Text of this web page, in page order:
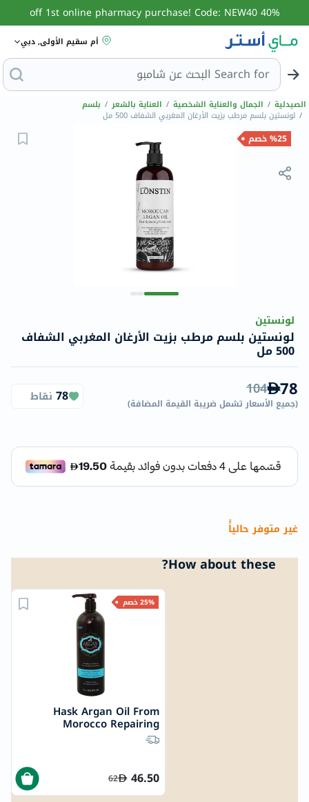
40% off 1st online pharmacy purchase! Code: NEW40
أم سقيم الأولى, دبي
Search for
الصيدلية / الجمال والعناية الشخصية / العناية بالشعر / بلسم
/ لونستين بلسم مرطب بزيت الأرغان المغربي الشفاف 500 مل
%25 خصم
لونستين
لونستين بلسم مرطب بزيت الأرغان المغربي الشفاف
500 مل
78
104
(جميع الأسعار تشمل ضريبة القيمة المضافة)
78 نقاط
غير متوفر حالياًً
How about these?
25% خصم
Hask Argan Oil From
Morocco Repairing
Conditioner 1000ml
46.50
62